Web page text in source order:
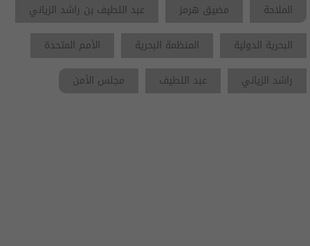
الملاحة مضيق هرمز
عبد اللطيف بن راشد الزياني
البحرية الدولية
المنظمة البحرية
الأمم المتحدة
راشد الزياني
عبد اللطيف مجلس الأمن